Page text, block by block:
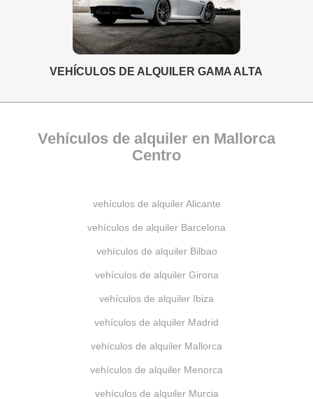
VEHÍCULOS DE ALQUILER GAMA ALTA
Vehículos de alquiler en Mallorca
Centro
vehículos de alquiler Alicante
vehículos de alquiler Barcelona
vehículos de alquiler Bilbao
vehículos de alquiler Girona
vehículos de alquiler Ibiza
vehículos de alquiler Madrid
vehículos de alquiler Mallorca
vehículos de alquiler Menorca
vehículos de alquiler Murcia